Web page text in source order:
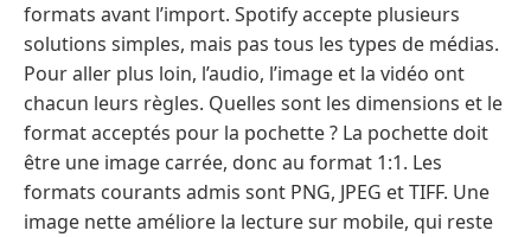
formats avant l’import. Spotify accepte plusieurs
solutions simples, mais pas tous les types de médias.
Pour aller plus loin, l’audio, l’image et la vidéo ont
chacun leurs règles. Quelles sont les dimensions et le
format acceptés pour la pochette ? La pochette doit
être une image carrée, donc au format 1:1. Les
formats courants admis sont PNG, JPEG et TIFF. Une
image nette améliore la lecture sur mobile, qui reste